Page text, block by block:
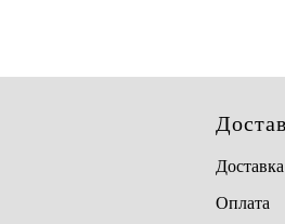
Доставка
Оплата